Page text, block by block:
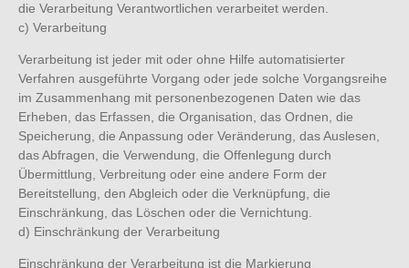
die Verarbeitung Verantwortlichen verarbeitet werden.
c) Verarbeitung
Verarbeitung ist jeder mit oder ohne Hilfe automatisierter
Verfahren ausgeführte Vorgang oder jede solche Vorgangsreihe
im Zusammenhang mit personenbezogenen Daten wie das
Erheben, das Erfassen, die Organisation, das Ordnen, die
Speicherung, die Anpassung oder Veränderung, das Auslesen,
das Abfragen, die Verwendung, die Offenlegung durch
Übermittlung, Verbreitung oder eine andere Form der
Bereitstellung, den Abgleich oder die Verknüpfung, die
Einschränkung, das Löschen oder die Vernichtung.
d) Einschränkung der Verarbeitung
Einschränkung der Verarbeitung ist die Markierung